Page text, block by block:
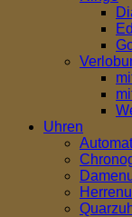
Uhren